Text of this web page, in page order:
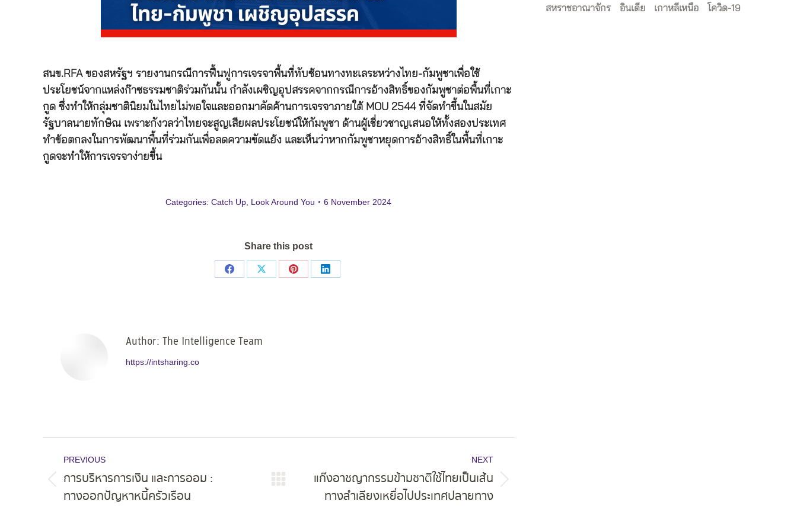
สนข.RFA ของสหรัฐฯ รายงานกรณีการฟื้นฟูการเจรจาพื้นที่ทับซ้อนทางทะเลระหว่างไทย-กัมพูชาเพื่อใช้
ประโยชน์จากแหล่งก๊าซธรรมชาติร่วมกันนั้น กำลังเผชิญอุปสรรคจากกรณีการอ้างสิทธิ์ของกัมพูชาต่อพื้นที่เกาะ
กูด ซึ่งทำให้กลุ่มชาตินิยมในไทยไม่พอใจและออกมาคัดค้านการเจรจาภายใต้ MOU 2544 ที่จัดทำขึ้นในสมัย
รัฐบาลนายทักษิณ เพราะกังวลว่าไทยจะสูญเสียผลประโยชน์ให้กัมพูชา ด้านผู้เชี่ยวชาญเสนอให้ทั้งสองประเทศ
ทำข้อตกลงในการพัฒนาพื้นที่ร่วมกันเพื่อลดความขัดแย้ง และเห็นว่าหากกัมพูชาหยุดการอ้างสิทธิ์ในพื้นที่เกาะ
กูดจะทำให้การเจรจาง่ายขึ้น
Categories: Catch Up Look Around You 6 November 2024
Share this post
Share
Share
Share
Share
Author: The Intelligence Team
https://intsharing.co
navigation
PREVIOUS
post:
การบริหารการเงิน และการออม :
ทางออกปัญหาหนี้ครัวเรือน
NEXT
post:
แก๊งอาชญากรรมข้ามชาติใช้ไทยเป็นเส้น
ทางลำเลียงเหยื่อไปประเทศปลายทาง
สหราชอาณาจักร
อินเดีย เกาหลีเหนือ โควิด-19